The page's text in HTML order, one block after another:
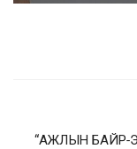
“АЖЛЫН БАЙР-